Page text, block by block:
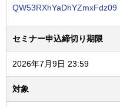
QW53RXhYaDhYZmxFdz09
セミナー申込締切り期限
2026年7月9日 23:59
対象